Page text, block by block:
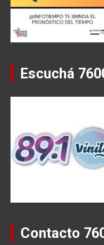
Escuchá
Contacto